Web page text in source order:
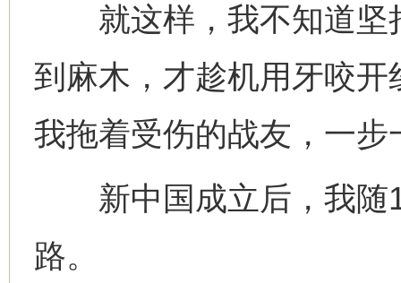
就这样，我不知道坚
到麻木，才趁机用牙咬
我拖着受伤的战友，一
新中国成立后，我随
路。